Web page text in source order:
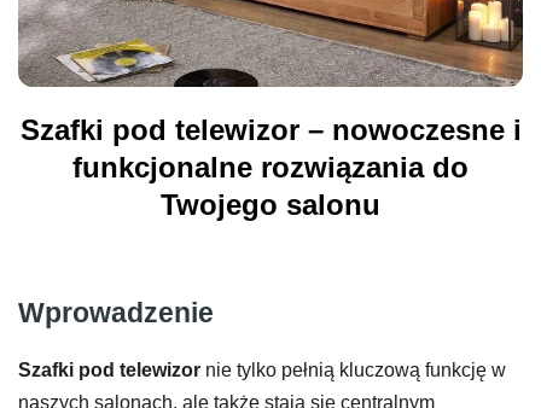
Szafki pod telewizor – nowoczesne i
funkcjonalne rozwiązania do
Twojego salonu
Wprowadzenie
Szafki pod telewizor nie tylko pełnią kluczową funkcję w
naszych salonach, ale także stają się centralnym